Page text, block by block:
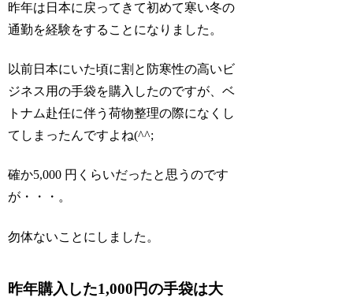
昨年は日本に戻ってきて初めて寒い冬の
通勤を経験をすることになりました。
以前日本にいた頃に割と防寒性の高いビ
ジネス用の手袋を購入したのですが、ベ
トナム赴任に伴う荷物整理の際になくし
てしまったんですよね(^^;
確か5,000 円くらいだったと思うのです
が・・・。
勿体ないことにしました。
昨年購入した1,000円の手袋は大